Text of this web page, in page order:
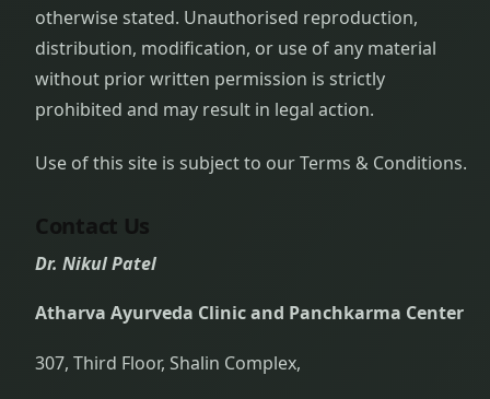
otherwise stated. Unauthorised reproduction,
distribution, modification, or use of any material
without prior written permission is strictly
prohibited and may result in legal action.
Use of this site is subject to our Terms & Conditions.
Contact Us
Dr. Nikul Patel
Atharva Ayurveda Clinic and Panchkarma Center
307, Third Floor, Shalin Complex,